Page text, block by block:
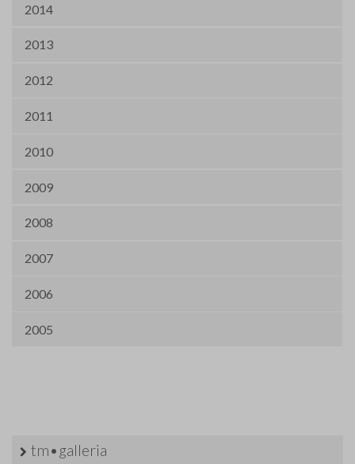
2014
2013
2012
2011
2010
2009
2008
2007
2006
2005
tm•galleria